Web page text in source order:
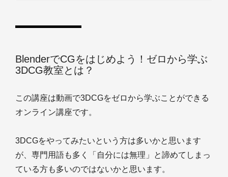
BlenderでCGをはじめよう！ゼロから学ぶ
3DCG教室とは？
この講座は動画で3DCGをゼロから学ぶことができる
オンライン講座です。
3DCGをやってみたいという方は多いかと思います
が、専門用語も多く「自分には無理」と諦めてしまっ
ている方も多いのではないかと思います。